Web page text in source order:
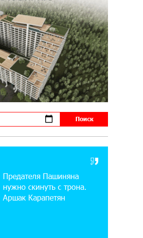
Когда-нибудь это
но будет уже поздно
31-07-2026
использует тему
армян против Эрдогана,
сам Геноцид?
30-07-2026
годовых и оформление в
Rate.Trading на Seaside
Summit: IDBank представил
29-07-2026
открытие Khachaturian
при поддержке IDBank
Предателя Пашиняна
нужно скинуть с трона.
Аршак Карапетян